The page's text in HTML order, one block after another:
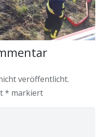
veröffentlicht.
* markiert